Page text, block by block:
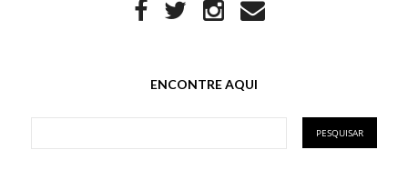
ENCONTRE AQUI